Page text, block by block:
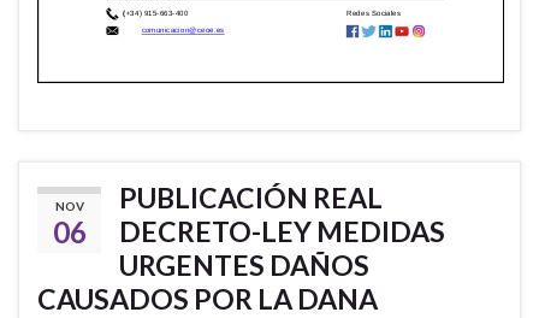
NOV
06
PUBLICACIÓN REAL
DECRETO-LEY MEDIDAS
URGENTES DAÑOS
CAUSADOS POR LA DANA